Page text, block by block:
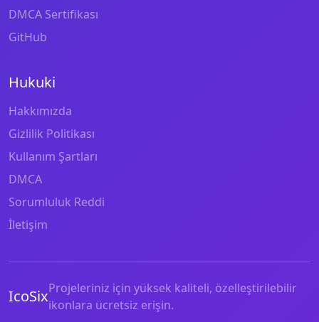
DMCA Sertifikası
GitHub
Hukuki
Hakkımızda
Gizlilik Politikası
Kullanım Şartları
DMCA
Sorumluluk Reddi
İletişim
IcoSixProjeleriniz için yüksek kaliteli, özelleştirilebilir
ikonlara ücretsiz erişin.